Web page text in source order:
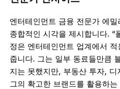
엔터테인먼트 금융 전문가 에
종합적인 시각을 제시합니다. “
정은 엔터테인먼트 업계에서
줍니다. 그는 일부 동료들만큼
지는 못했지만, 부동산 투자,
그의 확고한 브랜드를 활용하